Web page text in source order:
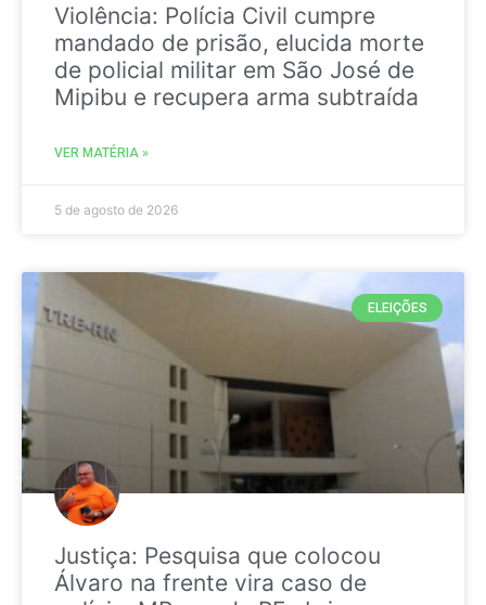
Violência: Polícia Civil cumpre
mandado de prisão, elucida morte
de policial militar em São José de
Mipibu e recupera arma subtraída
VER MATÉRIA »
5 de agosto de 2026
ELEIÇÕES
Justiça: Pesquisa que colocou
Álvaro na frente vira caso de